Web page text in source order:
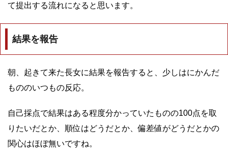
て提出する流れになると思います。
結果を報告
朝、起きて来た長女に結果を報告すると、少しはにかんだ
もののいつもの反応。
自己採点で結果はある程度分かっていたものの100点を取
りたいだとか、順位はどうだとか、偏差値がどうだとかの
関心はほぼ無いですね。